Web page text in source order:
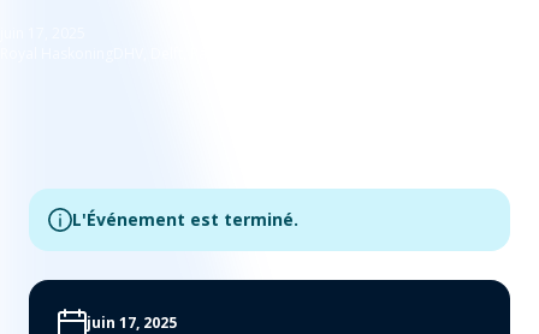
L'Événement est terminé.
juin 17, 2025